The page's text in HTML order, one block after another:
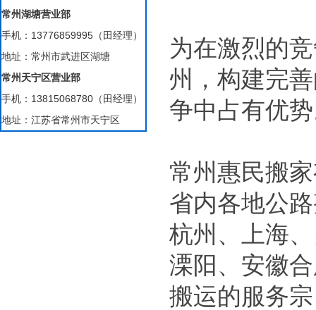
常州湖塘营业部
手机：13776859995（田经理）
地址：常州市武进区湖塘
常州天宁区营业部
手机：13815068780（田经理）
地址：江苏省常州市天宁区
为在激烈的
州，构建完
争中占有优
常州惠民搬
省内各地公
杭州、上海
溧阳、安徽
搬运的服务